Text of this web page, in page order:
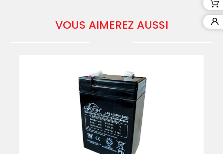
VOUS AIMEREZ AUSSI